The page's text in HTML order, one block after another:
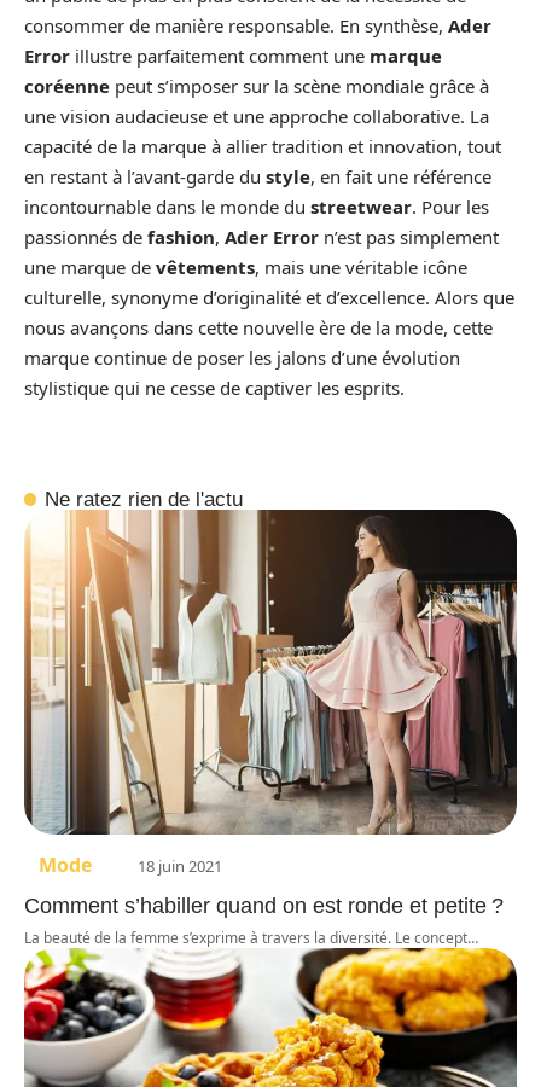
consommer de manière responsable. En synthèse, Ader
Error illustre parfaitement comment une marque
coréenne peut s’imposer sur la scène mondiale grâce à
une vision audacieuse et une approche collaborative. La
capacité de la marque à allier tradition et innovation, tout
en restant à l’avant-garde du style, en fait une référence
incontournable dans le monde du streetwear. Pour les
passionnés de fashion, Ader Error n’est pas simplement
une marque de vêtements, mais une véritable icône
culturelle, synonyme d’originalité et d’excellence. Alors que
nous avançons dans cette nouvelle ère de la mode, cette
marque continue de poser les jalons d’une évolution
stylistique qui ne cesse de captiver les esprits.
Ne ratez rien de l'actu
Mode 18 juin 2021
Comment s’habiller quand on est ronde et petite ?
La beauté de la femme s’exprime à travers la diversité. Le concept…